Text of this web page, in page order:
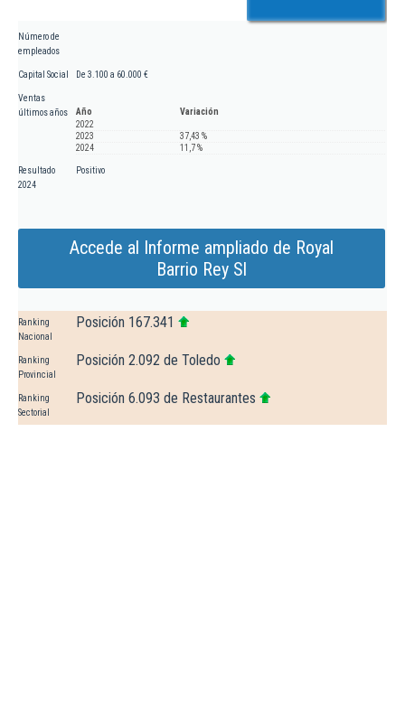
Número de
empleados
Capital Social De 3.100 a 60.000 €
Ventas
últimos años
Año
Variación
2022
2023
37,43 %
2024
11,7 %
Resultado
2024
Positivo
Accede al Informe ampliado de Royal
Barrio Rey Sl
Ranking
Nacional
Posición 167.341
Ranking
Provincial
Posición 2.092 de Toledo
Ranking
Sectorial
Posición 6.093 de Restaurantes